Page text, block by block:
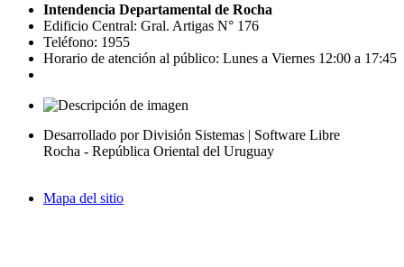
Intendencia Departamental de Rocha
Edificio Central: Gral. Artigas N° 176
Teléfono: 1955
Horario de atención al público: Lunes a Viernes 12:00 a 17:45
Desarrollado por División Sistemas | Software Libre
Rocha - República Oriental del Uruguay
Mapa del sitio